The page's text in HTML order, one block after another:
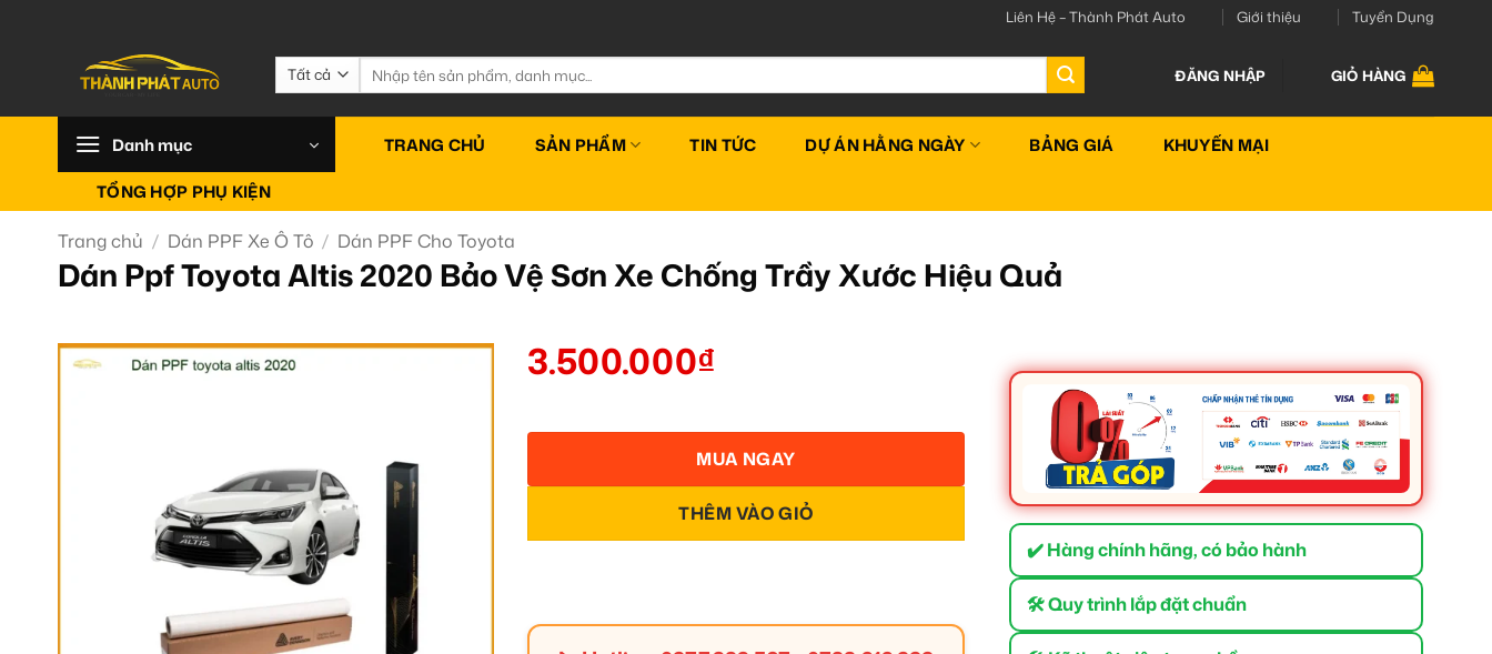
Liên Hệ – Thành Phát Auto Giới thiệu Tuyển Dụng
Tìm
kiếm:
ĐĂNG NHẬP GIỎ HÀNG
Danh mục TRANG CHỦ SẢN PHẨM TIN TỨC DỰ ÁN HẰNG NGÀY BẢNG GIÁ KHUYẾN MẠI
TỔNG HỢP PHỤ KIỆN
Trang chủ / Dán PPF Xe Ô Tô / Dán PPF Cho Toyota
Dán Ppf Toyota Altis 2020 Bảo Vệ Sơn Xe Chống Trầy Xước Hiệu Quả
3.500.000₫
THÊM VÀO GIỎ
MUA NGAY
✔️ Hàng chính hãng, có bảo hành
🛠 Quy trình lắp đặt chuẩn